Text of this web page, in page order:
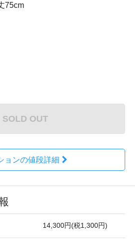
75cm
SOLD OUT
ョンの値段詳細
14,300円(税1,300円)